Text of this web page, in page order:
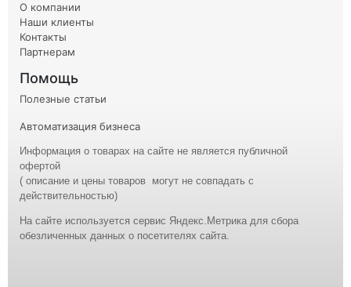
О компании
Наши клиенты
Контакты
Партнерам
Помощь
Полезные статьи
Автоматизация бизнеса
Информация о товарах на сайте не является публичной
офертой
( описание и цены товаров могут не совпадать с
действительностью)
На сайте используется сервис Яндекс.Метрика для сбора
обезличенных данных о посетителях сайта.